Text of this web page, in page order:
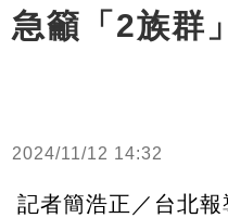
急籲「2族群
2024/11/12 14:32
記者簡浩正／台北報